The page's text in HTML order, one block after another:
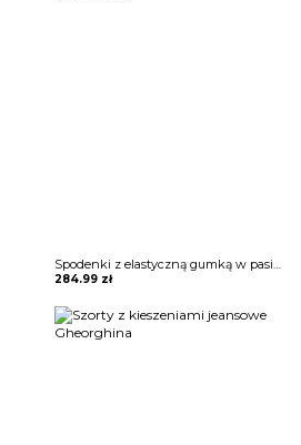
284.99 zł